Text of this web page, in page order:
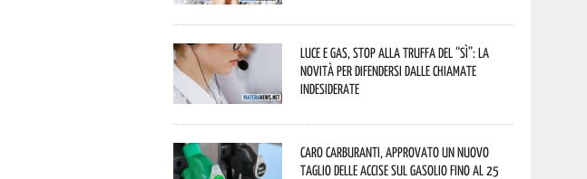
Luce e gas, stop alla truffa del “Sì”: la
novità per difendersi dalle chiamate
indesiderate
Caro carburanti, approvato un nuovo
taglio delle accise sul gasolio fino al 25